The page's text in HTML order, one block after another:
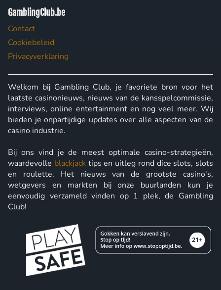
GamblingClub.be
Contact
Cookiebeleid
Privacyverklaring
Welkom bij Gambling Club, je favoriete bron voor het
laatste casinonieuws, nieuws van de kansspelcommissie,
interviews, online entertainment en nog veel meer. Wij
bieden je onpartijdige updates over alle aspecten van de
casino industrie.
Bij ons vind je de meest optimale casino-strategieën,
waardevolle blackjacktips en uitleg rond dice slots, slots
en roulette. Het nieuws van de grootste casino's,
wetgevers en markten bij onze buurlanden kun je
eenvoudig verzameld vinden op 1 plek, de Gambling
Club!